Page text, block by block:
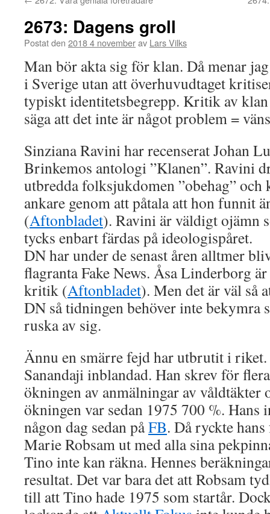
2673: Dagens groll
Postat den 2018 4 novemberav Lars Vilks
Man bör akta sig för klan. Då menar
i Sverige utan att överhuvudtaget
typiskt identitetsbegrepp. Kritik av
säga att det inte är något problem =
Sinziana Ravini har recenserat Johan
Brinkemos antologi ”Klanen”. Ravini
utbredda folksjukdomen ”obehag” och
ankare genom att påtala att hon funnit
(Aftonbladet). Ravini är väldigt ojämn
tycks enbart färdas på ideologispåret.
DN har under de senast åren alltmer
flagranta Fake News. Åsa Linderborg
kritik (Aftonbladet). Men det är väl så
DN så tidningen behöver inte
ruska av sig.
Ännu en smärre fejd har utbrutit i
Sanandaji inblandad. Han skrev för
ökningen av anmälningar av våldtäkter
ökningen var sedan 1975 700 %. Hans
någon dag sedan påFB. Då ryckte
Marie Robsam ut med alla sina
Tino inte kan räkna. Hennes
resultat. Det var bara det att Robsam
till att Tino hade 1975 som startår.